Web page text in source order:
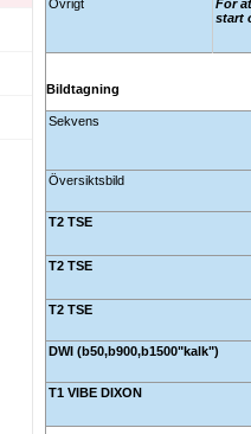
Övrigt
För
start
Bildtagning
Sekvens
Översiktsbild
T2 TSE
T2 TSE
T2 TSE
DWI (b50,b900,b1500"kalk")
T1 VIBE DIXON